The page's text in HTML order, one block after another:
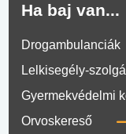
Ha baj van...
Drogambulanciák
Lelkisegély-
Gyermekvédelmi
Orvoskereső